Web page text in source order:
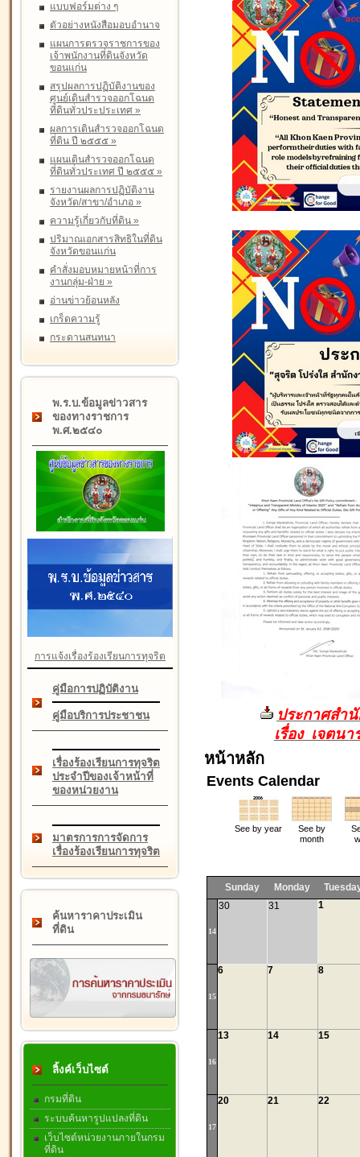
แบบฟอร์มต่าง ๆ
ตัวอย่างหนังสือมอบอำนาจ
แผนการตรวจราชการของ
เจ้าพนักงานที่ดินจังหวัด
ขอนแก่น
สรุปผลการปฏิบัติงานของ
ศูนย์เดินสำรวจออกโฉนด
ที่ดินทั่วประประเทศ »
ผลการเดินสำรวจออกโฉนด
ที่ดิน ปี ๒๕๕๕ »
แผนเดินสำรวจออกโฉนด
ที่ดินทั่วประเทศ ปี ๒๕๕๕ »
รายงานผลการปฏิบัติงาน
จังหวัด/สาขา/อำเภอ »
ความรู้เกี่ยวกับที่ดิน »
ปริมาณเอกสารสิทธิในที่ดิน
จังหวัดขอนแก่น
คำสั่งมอบหมายหน้าที่การ
งานกลุ่ม-ฝ่าย »
อ่านข่าวย้อนหลัง
เกร็ดความรู้
กระดานสนทนา
พ.ร.บ.ข้อมูลข่าวสาร
ของทางราชการ
พ.ศ.๒๕๔๐
การแจ้งเรื่องร้องเรียนการทุจริต
คู่มือการปฏิบัติงาน
คู่มือบริการประชาชน
เรื่องร้องเรียนการทุจริต
ประจำปีของเจ้าหน้าที่
ของหน่วยงาน
มาตรการการจัดการ
เรื่องร้องเรียนการทุจริต
ค้นหาราคาประเมิน
ที่ดิน
ลิ้งค์เว็บไซต์
กรมที่ดิน
ระบบค้นหารูปแปลงที่ดิน
เว็บไซต์หน่วยงานภายในกรม
ที่ดิน
ประกาศสำ
เรื่อง เจตน
หน้าหลัก
Events Calendar
See by year
See by
month
Sunday Monday
14
30 31 1
15
6 7 8
16
13 14 15
17
20 21 22